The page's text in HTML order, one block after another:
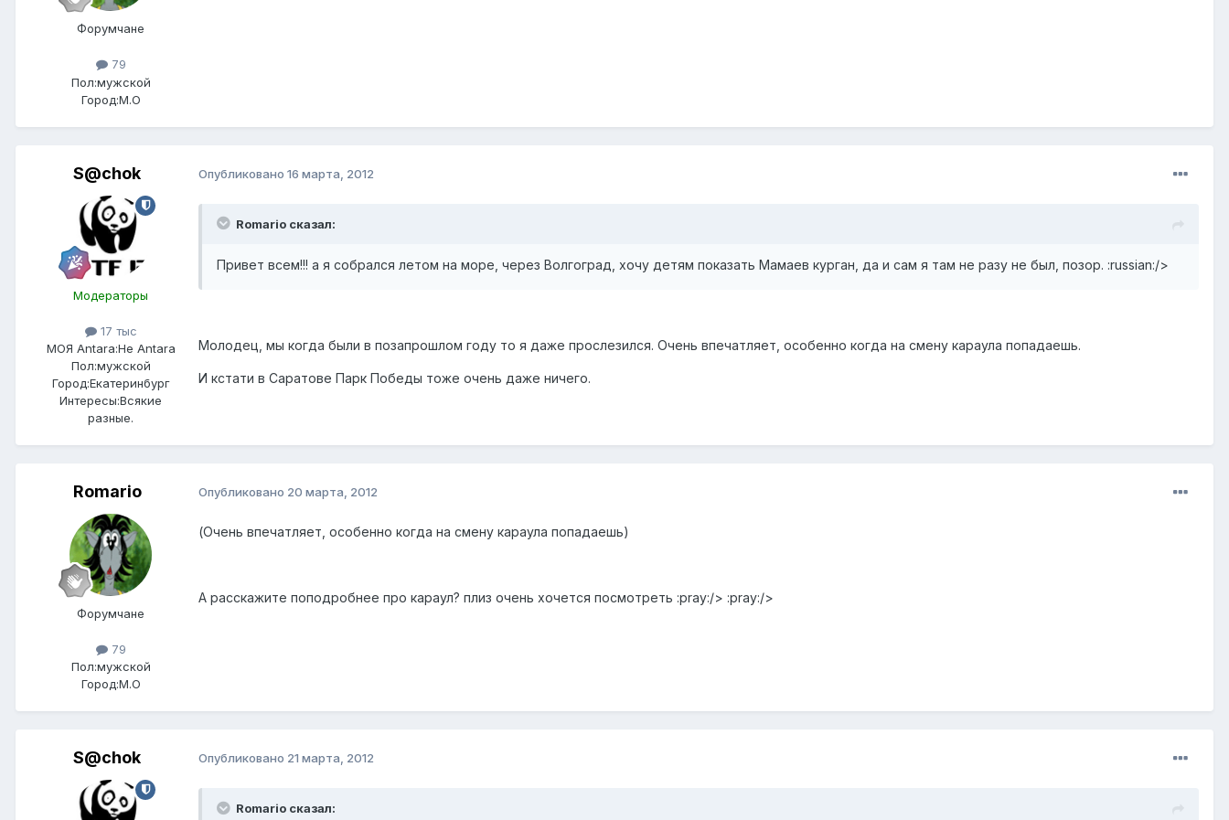
Форумчане
79
Пол:мужской
Город:М.О
S@chok
Модераторы
17 тыс
МОЯ Antara:Не Antara
Пол:мужской
Город:Екатеринбург
Интересы:Всякие
разные.
Опубликовано 16 марта, 2012
Romario сказал:
Привет всем!!! а я собрался летом на море, через Волгоград, хочу детям показать Мамаев курган, да и сам я там не разу не был, позор. :russian:/>
Молодец, мы когда были в позапрошлом году то я даже прослезился. Очень впечатляет, особенно когда на смену караула попадаешь.
И кстати в Саратове Парк Победы тоже очень даже ничего.
Romario
Форумчане
79
Пол:мужской
Город:М.О
Опубликовано 20 марта, 2012
(Очень впечатляет, особенно когда на смену караула попадаешь)
А расскажите поподробнее про караул? плиз очень хочется посмотреть :pray:/> :pray:/>
S@chok Опубликовано 21 марта, 2012
Romario сказал: